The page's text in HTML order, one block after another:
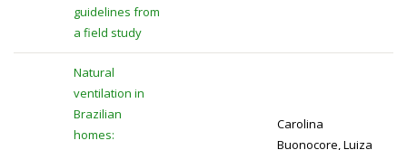
guidelines from
a field study
Natural
ventilation in
Brazilian
homes:
Carolina
Buonocore, Luiza